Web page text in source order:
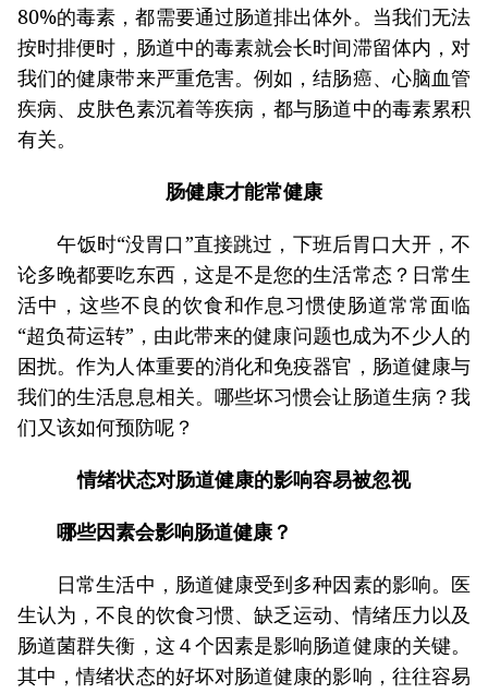
80%的毒素，都需要通过肠道排出体外。当我们无法
按时排便时，肠道中的毒素就会长时间滞留体内，对
我们的健康带来严重危害。例如，结肠癌、心脑血管
疾病、皮肤色素沉着等疾病，都与肠道中的毒素累积
有关。
肠健康才能常健康
午饭时“没胃口”直接跳过，下班后胃口大开，不
论多晚都要吃东西，这是不是您的生活常态？日常生
活中，这些不良的饮食和作息习惯使肠道常常面临
“超负荷运转”，由此带来的健康问题也成为不少人的
困扰。作为人体重要的消化和免疫器官，肠道健康与
我们的生活息息相关。哪些坏习惯会让肠道生病？我
们又该如何预防呢？
情绪状态对肠道健康的影响容易被忽视
哪些因素会影响肠道健康？
日常生活中，肠道健康受到多种因素的影响。医
生认为，不良的饮食习惯、缺乏运动、情绪压力以及
肠道菌群失衡，这４个因素是影响肠道健康的关键。
其中，情绪状态的好坏对肠道健康的影响，往往容易